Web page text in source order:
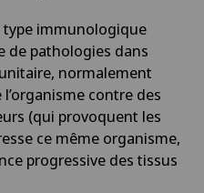
type immunologique
de pathologies dans
normalement
contre des
(qui provoquent les
ce même organisme,
progressive des tissus